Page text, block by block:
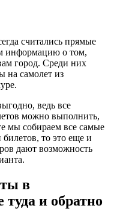
считались прямые
информацию о том,
город. Среди них
на самолет из
ведь все
можно выполнить,
мы собираем все самые
то это еще и
дают возможность
в
и обратно